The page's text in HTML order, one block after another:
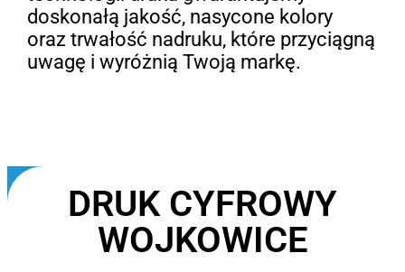
doskonałą jakość, nasycone kolory
oraz trwałość nadruku, które przyciągną
uwagę i wyróżnią Twoją markę.
DRUK CYFROWY
WOJKOWICE